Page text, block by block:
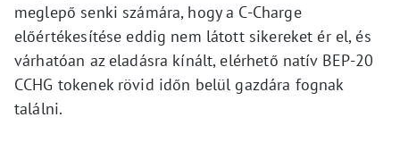
meglepő senki számára, hogy a C-Charge
előértékesítése eddig nem látott sikereket ér el, és
várhatóan az eladásra kínált, elérhető natív BEP-20
CCHG tokenek rövid időn belül gazdára fognak
találni.